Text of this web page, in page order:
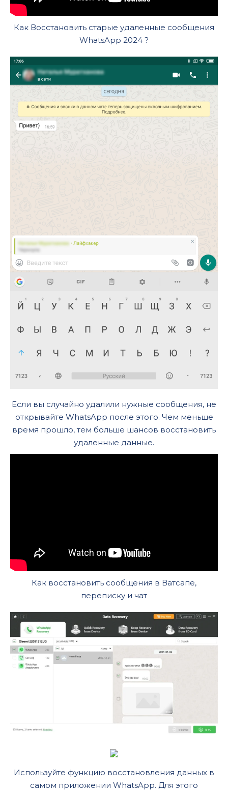
Как Восстановить старые удаленные сообщения
WhatsApp 2024 ?
Если вы случайно удалили нужные сообщения, не
открывайте WhatsApp после этого. Чем меньше
время прошло, тем больше шансов восстановить
удаленные данные.
Как восстановить сообщения в Ватсапе,
переписку и чат
Используйте функцию восстановления данных в
самом приложении WhatsApp. Для этого